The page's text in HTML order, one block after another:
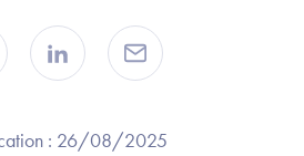
: 26/08/2025